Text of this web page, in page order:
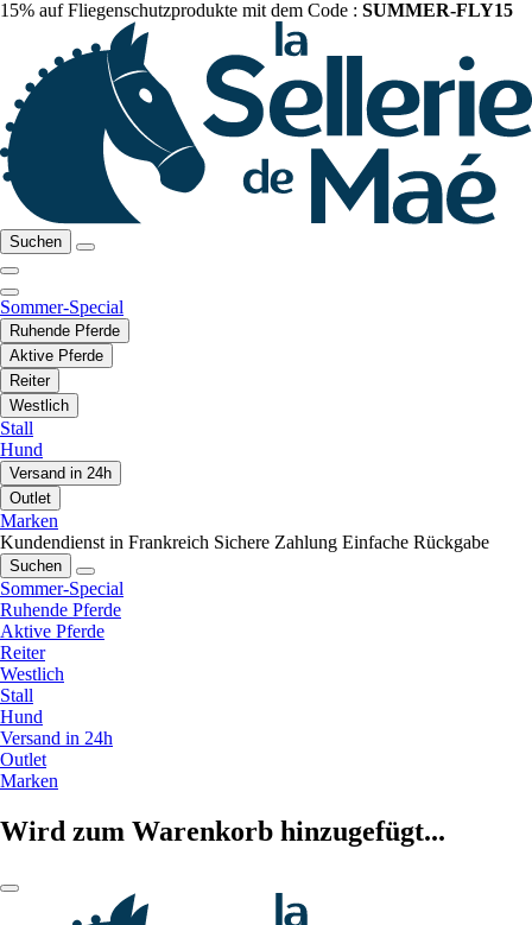
15% auf Fliegenschutzprodukte mit dem Code : SUMMER-FLY15
Suchen
Sommer-Special
Ruhende Pferde
Aktive Pferde
Reiter
Westlich
Stall
Hund
Versand in 24h
Outlet
Marken
Kundendienst in Frankreich Sichere Zahlung Einfache Rückgabe
Suchen
Sommer-Special
Ruhende Pferde
Aktive Pferde
Reiter
Westlich
Stall
Hund
Versand in 24h
Outlet
Marken
Wird zum Warenkorb hinzugefügt...